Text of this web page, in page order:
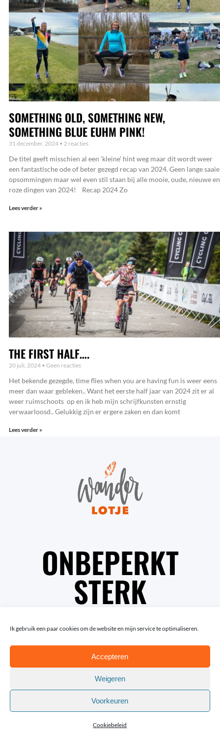
Ik gebruik een paar cookies om de website en mijn service te optimaliseren.
Accepteren
Weigeren
Voorkeuren
Cookiebeleid
SOMETHING OLD, SOMETHING NEW,
SOMETHING BLUE EUHM PINK!
31 december, 2024 2 reacties
De titel geeft misschien al een ‘kleine’ hint weg maar dit wordt weer
een fantastische ode of beter gezegd recap van 2024. Geen lange saaie
opsommingen maar wel even stil staan bij alle mooie, oude, nieuwe en
roze dingen van 2024! Recap 2024 Zo
Lees verder »
THE FIRST HALF….
20 juli, 2024 Geen reacties
Het bekende gezegde, time flies when you are having fun is weer eens
meer dan waar gebleken.. Want het eerste half jaar van 2024 zit er al
weer ruimschoots op en ik heb mijn schrijfkunsten ernstig
verwaarloosd.. Gelukkig zijn er ergere zaken en dan komt
Lees verder »
ONBEPERKT
STERK
© Copyright Lotte van Trigt | Fotografie: Rob van